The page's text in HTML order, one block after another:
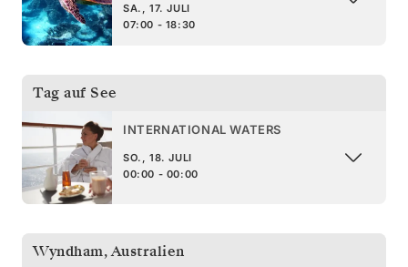
SA., 17. JULI
07:00 - 18:30
Tag auf See
INTERNATIONAL WATERS
SO., 18. JULI
00:00 - 00:00
Wyndham,Australien